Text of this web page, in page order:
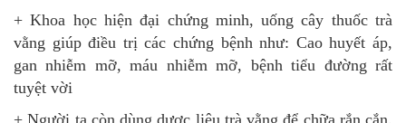
+ Khoa học hiện đại chứng minh, uống cây thuốc trà
vằng giúp điều trị các chứng bệnh như: Cao huyết áp,
gan nhiễm mỡ, máu nhiễm mỡ, bệnh tiểu đường rất
tuyệt vời
+ Người ta còn dùng dược liệu trà vằng để chữa rắn cắn,